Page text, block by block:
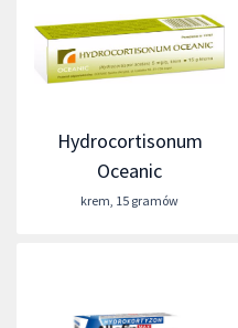
Hydrocortisonum
Oceanic
krem, 15 gramów